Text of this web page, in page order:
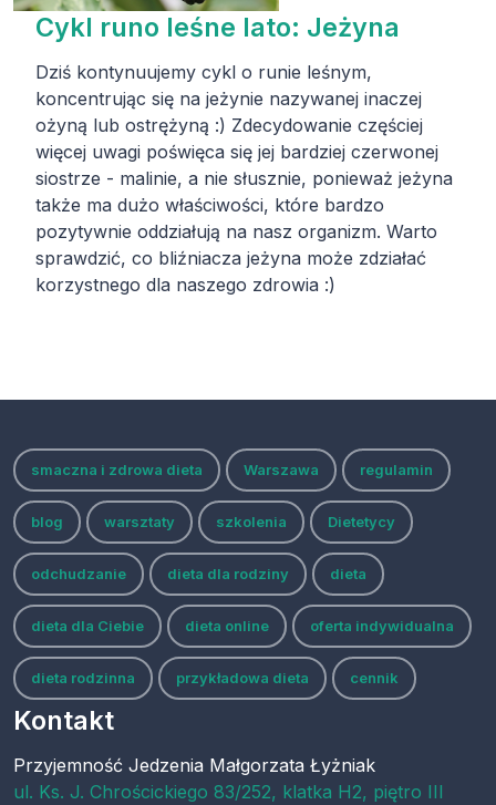
Cykl runo leśne lato: Jeżyna
Dziś kontynuujemy cykl o runie leśnym,
koncentrując się na jeżynie nazywanej inaczej
ożyną lub ostrężyną :) Zdecydowanie częściej
więcej uwagi poświęca się jej bardziej czerwonej
siostrze - malinie, a nie słusznie, ponieważ jeżyna
także ma dużo właściwości, które bardzo
pozytywnie oddziałują na nasz organizm. Warto
sprawdzić, co bliźniacza jeżyna może zdziałać
korzystnego dla naszego zdrowia :)
smaczna i zdrowa dieta Warszawa regulamin
blog warsztaty szkolenia Dietetycy
odchudzanie dieta dla rodziny dieta
dieta dla Ciebie dieta online oferta indywidualna
dieta rodzinna przykładowa dieta cennik
Kontakt
Przyjemność Jedzenia Małgorzata Łyżniak
ul. Ks. J. Chrościckiego 83/252, klatka H2, piętro III